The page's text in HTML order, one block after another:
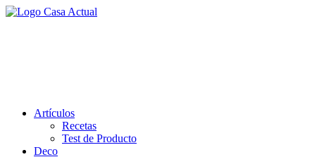
Saltar
Artículos
Recetas
Test de Producto
Deco